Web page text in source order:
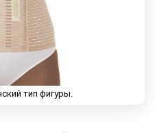
тип фигуры.